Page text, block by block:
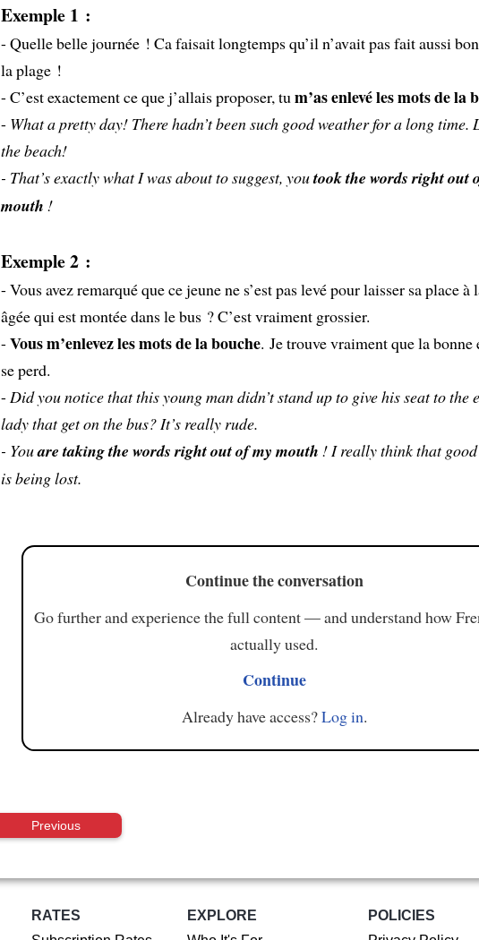
Exemple 1 :
- Quelle belle journée ! Ca faisait longtemps qu’il n’avait pas fait aussi
la plage !
- C’est exactement ce que j’allais proposer, tu m’as enlevé les mots de la
- What a pretty day! There hadn’t been such good weather for a long time.
the beach!
- That’s exactly what I was about to suggest, youtook the words right out
mouth !
Exemple 2 :
- Vous avez remarqué que ce jeune ne s’est pas levé pour laisser sa place à
âgée qui est montée dans le bus ? C’est vraiment grossier.
- Vous m’enlevez les mots de la bouche. Je trouve vraiment que la bonne
se perd.
- Did you notice that this young man didn’t stand up to give his seat to the
lady that get on the bus? It’s really rude.
- Youare taking the words right out of my mouth ! I really think that
is being lost.
Continue the conversation
Go further and experience the full content — and understand how
actually used.
Continue
Already have access?Log in.
Previous
RATES
EXPLORE
POLICIES